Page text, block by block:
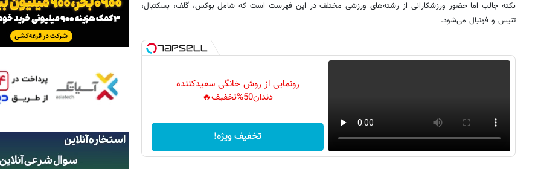
نکته جالب اما حضور ورزشکارانی از رشته‌های ورزشی مختلف در این فهرست است که شامل بوکس، گلف، بسکتبال،
تنیس و فوتبال می‌شود.
رونمایی از روش خانگی سفیدکننده
دندان50%تخفیف🔥
تخفیف ویژه!